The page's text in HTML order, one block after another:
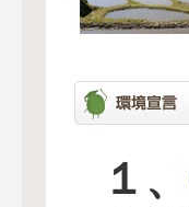
１、